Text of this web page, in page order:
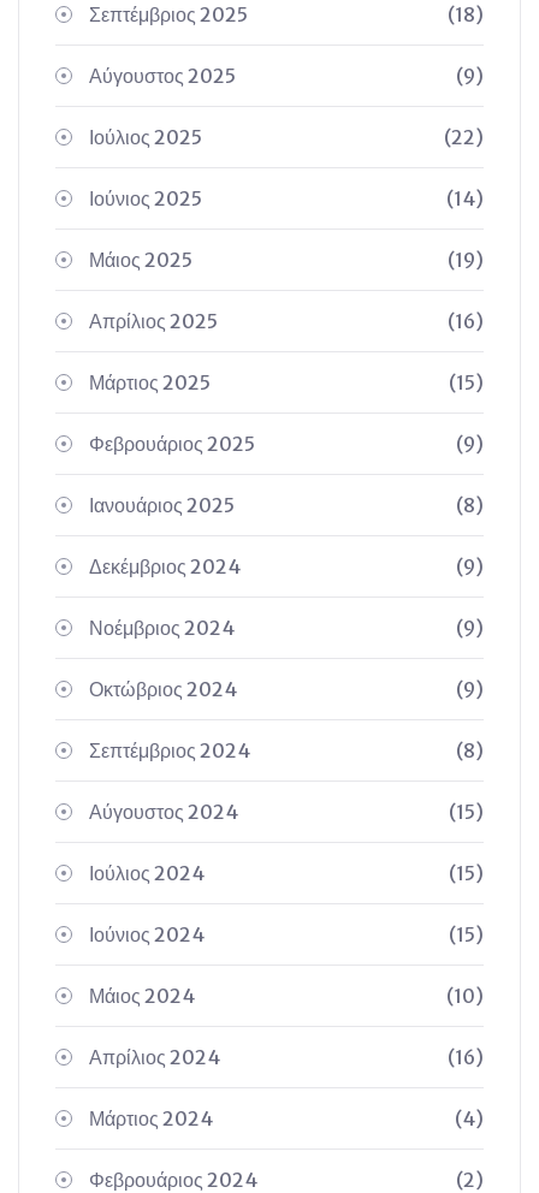
Σεπτέμβριος 2025 (18)
Αύγουστος 2025 (9)
Ιούλιος 2025 (22)
Ιούνιος 2025 (14)
Μάιος 2025 (19)
Απρίλιος 2025 (16)
Μάρτιος 2025 (15)
Φεβρουάριος 2025 (9)
Ιανουάριος 2025 (8)
Δεκέμβριος 2024 (9)
Νοέμβριος 2024 (9)
Οκτώβριος 2024 (9)
Σεπτέμβριος 2024 (8)
Αύγουστος 2024 (15)
Ιούλιος 2024 (15)
Ιούνιος 2024 (15)
Μάιος 2024 (10)
Απρίλιος 2024 (16)
Μάρτιος 2024 (4)
Φεβρουάριος 2024 (2)